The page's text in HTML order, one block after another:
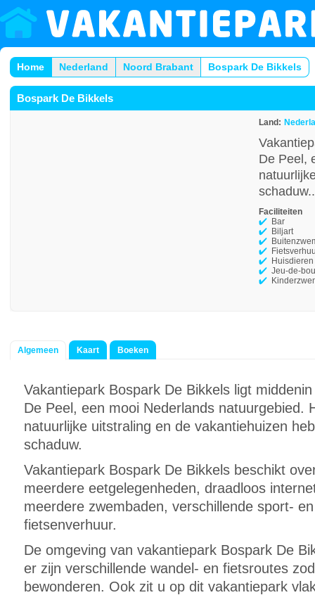
Home Nederland Noord Brabant Bospark De Bikkels
Bospark De Bikkels
Land:
De Peel,
Faciliteiten
Bar
Biljart
Jeu-de-
Algemeen Kaart Boeken
Vakantiepark Bospark De Bikkels ligt
De Peel, een mooi Nederlands natuurgebied.
natuurlijke uitstraling en de vakantiehuizen
schaduw.
Vakantiepark Bospark De Bikkels beschikt
meerdere eetgelegenheden, draadloos
meerdere zwembaden, verschillende sport-
fietsenverhuur.
De omgeving van vakantiepark Bospark De
er zijn verschillende wandel- en fietsroutes
bewonderen. Ook zit u op dit vakantiepark